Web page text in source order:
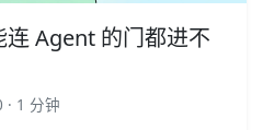
Agent 的门都进不
1 分钟